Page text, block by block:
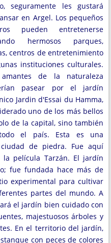
seguramente les gustará
en Argel. Los pequeños
pueden entretenerse
hermosos parques,
centros de entretenimiento
instituciones culturales.
de la naturaleza
pasear por el jardín
Jardin d'Essai du Hamma,
uno de los más bellos
de la capital, sino también
el país. Esta es una
de piedra. Fue aquí
película Tarzán. El jardín
fue fundada hace más de
experimental para cultivar
partes del mundo. A
el jardín bien cuidado con
majestuosos árboles y
En el territorio del jardín,
con peces de colores